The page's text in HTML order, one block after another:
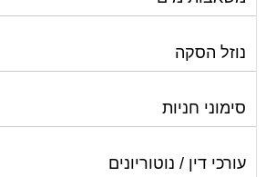
נוזל הסקה
סימוני חניות
עורכי דין / נוטוריונים